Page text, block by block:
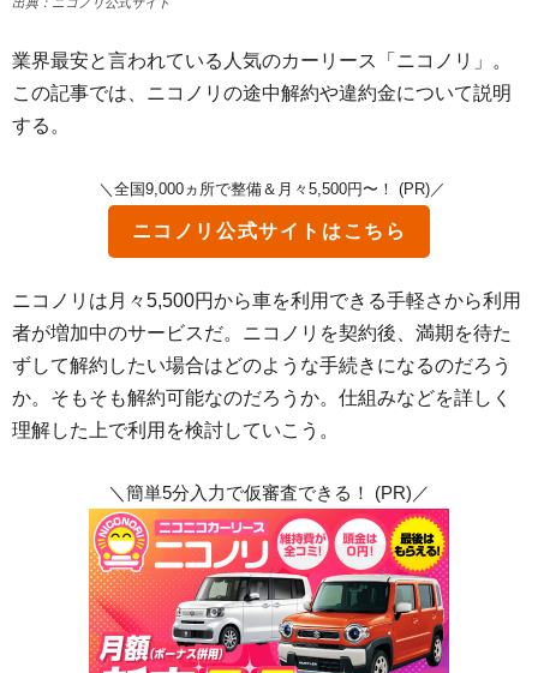
業界最安と言われている人気のカーリース「ニコノリ」。
この記事では、ニコノリの途中解約や違約金について説明
する。
＼全国9,000ヵ所で整備＆月々5,500円〜！ (PR)／
ニコノリ 公式サイトはこちら
ニコノリは月々5,500円から車を利用できる手軽さから利用
者が増加中のサービスだ。ニコノリを契約後、満期を待た
ずして解約したい場合はどのような手続きになるのだろう
か。そもそも解約可能なのだろうか。仕組みなどを詳しく
理解した上で利用を検討していこう。
＼簡単5分入力で仮審査できる！ (PR)／